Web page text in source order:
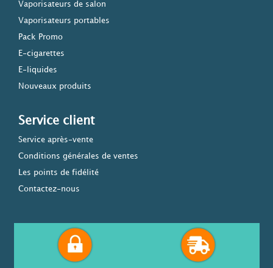
Vaporisateurs de salon
Vaporisateurs portables
Pack Promo
E-cigarettes
E-liquides
Nouveaux produits
Service client
Service après-vente
Conditions générales de ventes
Les points de fidélité
Contactez-nous